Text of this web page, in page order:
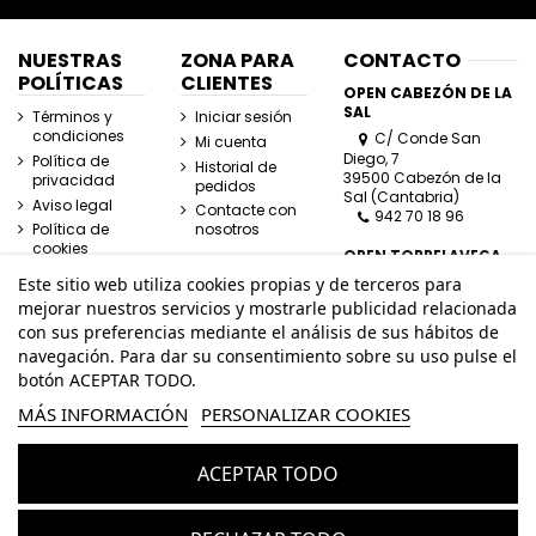
NUESTRAS
POLÍTICAS
Términos y
condiciones
Política de
privacidad
Aviso legal
Política de
cookies
ZONA PARA
CLIENTES
Iniciar sesión
Mi cuenta
Historial de
pedidos
Contacte con
nosotros
CONTACTO
OPEN CABEZÓN DE LA
SAL
C/ Conde San
Diego, 7
39500 Cabezón de la
Sal (Cantabria)
942 70 18 96
OPEN TORRELAVEGA
C/ José Posada
Herrera, Esquina
Lasaga Larreta
39300 Torrelavega
(Cantabria)
Este sitio web utiliza cookies propias y de terceros para
mejorar nuestros servicios y mostrarle publicidad relacionada
con sus preferencias mediante el análisis de sus hábitos de
navegación. Para dar su consentimiento sobre su uso pulse el
botón ACEPTAR TODO.
MÁS INFORMACIÓN PERSONALIZAR COOKIES
ACEPTAR TODO
© Todos los derechos reservados - Powered bybytefactory